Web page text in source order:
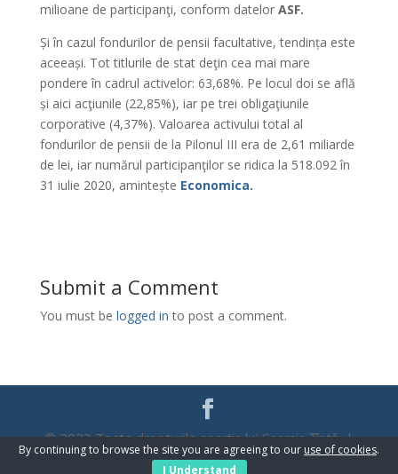
milioane de participanţi, conform datelor ASF.
Și în cazul fondurilor de pensii facultative, tendința este
aceeași. Tot titlurile de stat deţin cea mai mare
pondere în cadrul activelor: 63,68%. Pe locul doi se află
și aici acţiunile (22,85%), iar pe trei obligaţiunile
corporative (4,37%). Valoarea activului total al
fondurilor de pensii de la Pilonul III era de 2,61 miliarde
de lei, iar numărul participanţilor se ridica la 518.092 în
31 iulie 2020, amintește Economica.
Submit a Comment
You must be logged in to post a comment.
© 2023 Toate drepturile aparțin lui Cosmin Țîntă |
WebDesignPromo Zone
By continuing to browse the site you are agreeing to our use of cookies.
I Understand